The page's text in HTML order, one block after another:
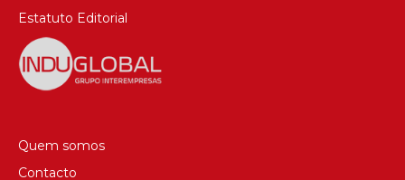
Estatuto Editorial
Quem somos
Contacto